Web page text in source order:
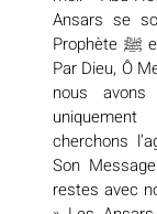
Ansars se
Prophète ﷺ en pleurant, en disant : «
Par Dieu, Ô
nous
cherchons
Son
restes avec